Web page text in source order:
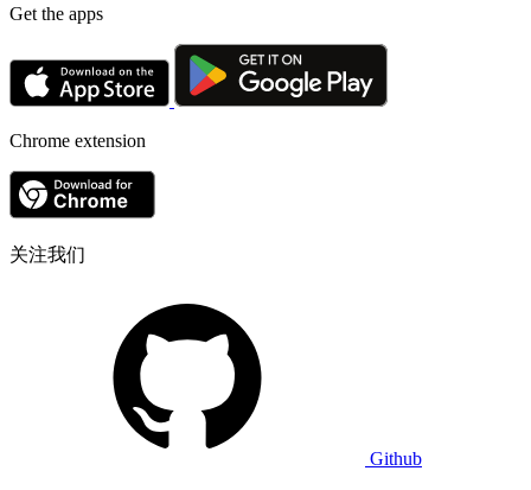
Get the apps
Chrome extension
关注我们
Github